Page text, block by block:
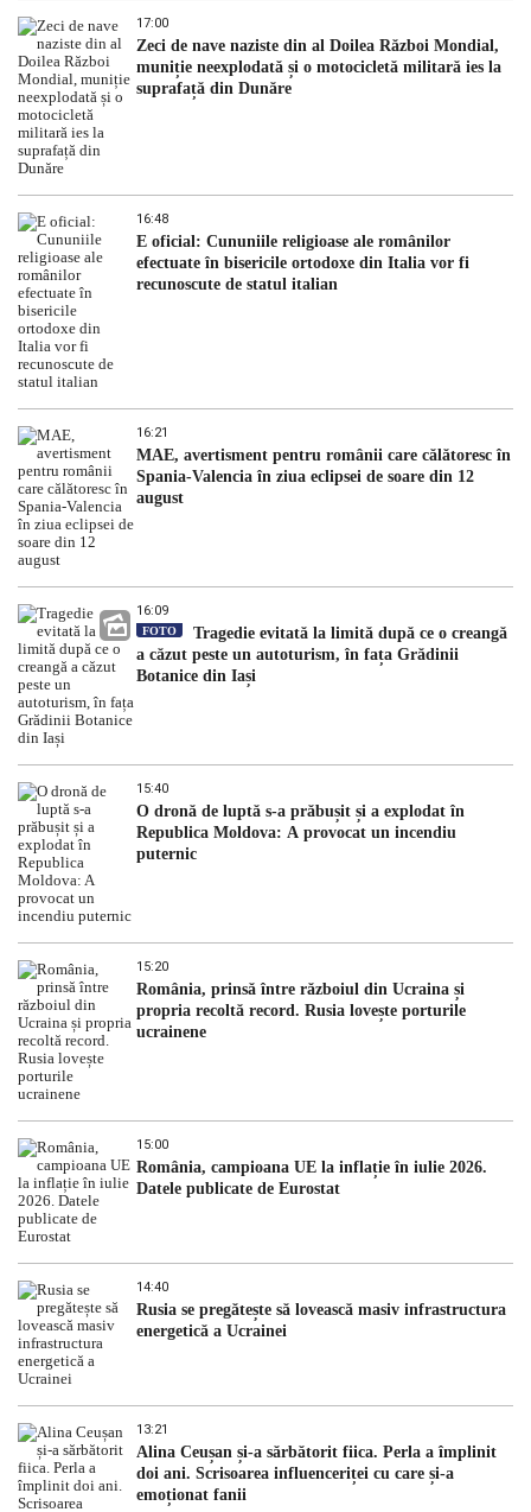
17:00
Zeci de nave naziste din al Doilea Război Mondial,
muniție neexplodată și o motocicletă militară ies la
suprafață din Dunăre
16:48
E oficial: Cununiile religioase ale românilor
efectuate în bisericile ortodoxe din Italia vor fi
recunoscute de statul italian
16:21
MAE, avertisment pentru românii care călătoresc în
Spania-Valencia în ziua eclipsei de soare din 12
august
16:09
FOTO
Tragedie evitată la limită după ce o creangă
a căzut peste un autoturism, în fața Grădinii
Botanice din Iași
15:40
O dronă de luptă s-a prăbușit și a explodat în
Republica Moldova: A provocat un incendiu
puternic
15:20
România, prinsă între războiul din Ucraina și
propria recoltă record. Rusia lovește porturile
ucrainene
15:00
România, campioana UE la inflație în iulie 2026.
Datele publicate de Eurostat
14:40
Rusia se pregătește să lovească masiv infrastructura
energetică a Ucrainei
13:21
Alina Ceușan și-a sărbătorit fiica. Perla a împlinit
doi ani. Scrisoarea influenceriței cu care și-a
emoționat fanii